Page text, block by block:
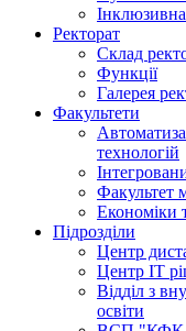
Інклюзивна
Ректорат
Склад
Функції
Галерея
Факультети
технологій
Факультет
Економіки
Підрозділи
Центр
Центр ІТ
Відділ з
освіти